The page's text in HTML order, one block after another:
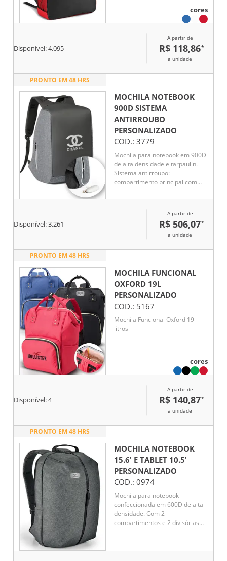
cores
Disponível:4.095
A partir de
R$ 118,86*
a unidade
PRONTO EM 48 HRS
MOCHILA NOTEBOOK
900D SISTEMA
ANTIRROUBO
PERSONALIZADO
COD.: 3779
Mochila para notebook em 900D
de alta densidade e tarpaulin.
Sistema antirroubo:
compartimento principal com
Compartimento principal forrado
e almofadado, com 2 divisórias
almofadadas para notebook até
Disponível:3.261
A partir de
R$ 506,07*
a unidade
PRONTO EM 48 HRS
MOCHILA FUNCIONAL
OXFORD 19L
PERSONALIZADO
COD.: 5167
Mochila Funcional Oxford 19
litros
cores
Disponível:4
A partir de
R$ 140,87*
a unidade
PRONTO EM 48 HRS
MOCHILA NOTEBOOK
15.6' E TABLET 10.5'
PERSONALIZADO
COD.: 0974
Mochila para notebook
confeccionada em 600D de alta
densidade. Com 2
compartimentos e 2 divisórias